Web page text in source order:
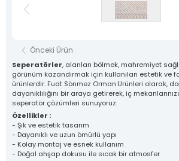
MASIF PANELLER
Önceki Ürün
Seperatörler, alanları bölmek, mahremiyet
görünüm kazandırmak için kullanılan estetik ve
ürünlerdir. Fuat Sönmez Orman Ürünleri olarak,
dayanıklılığını bir araya getirerek, iç
seperatör çözümleri sunuyoruz.
Özellikler :
- Şık ve estetik tasarım
- Dayanıklı ve uzun ömürlü yapı
- Kolay montaj ve esnek kullanım
- Doğal ahşap dokusu ile sıcak bir atmosfer